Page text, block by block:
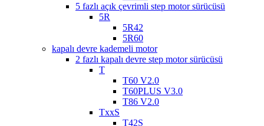
5 fazlı açık çevrimli step motor sürücüsü
5R
5R42
5R60
kapalı devre kademeli motor
2 fazlı kapalı devre step motor sürücüsü
T
T60 V2.0
T60PLUS V3.0
T86 V2.0
TxxS
T42S